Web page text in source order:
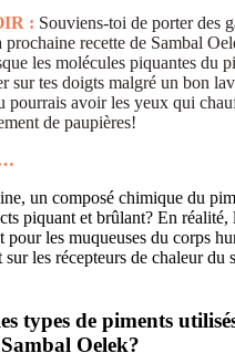
: Souviens-toi de porter des
prochaine recette de Sambal
les molécules piquantes du
sur tes doigts malgré un bon
pourrais avoir les yeux qui
de paupières!
un composé chimique du
piquant et brûlant? En réalité,
pour les muqueuses du corps
sur les récepteurs de chaleur du
types de piments
Oelek?